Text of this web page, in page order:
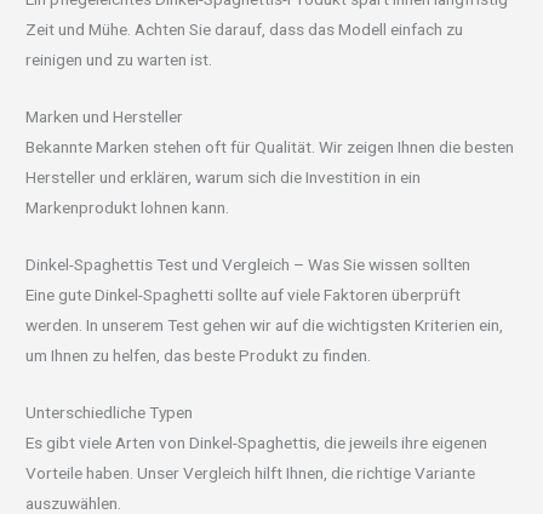
Zeit und Mühe. Achten Sie darauf, dass das Modell einfach zu
reinigen und zu warten ist.
Marken und Hersteller
Bekannte Marken stehen oft für Qualität. Wir zeigen Ihnen die besten
Hersteller und erklären, warum sich die Investition in ein
Markenprodukt lohnen kann.
Dinkel-Spaghettis Test und Vergleich – Was Sie wissen sollten
Eine gute Dinkel-Spaghetti sollte auf viele Faktoren überprüft
werden. In unserem Test gehen wir auf die wichtigsten Kriterien ein,
um Ihnen zu helfen, das beste Produkt zu finden.
Unterschiedliche Typen
Es gibt viele Arten von Dinkel-Spaghettis, die jeweils ihre eigenen
Vorteile haben. Unser Vergleich hilft Ihnen, die richtige Variante
auszuwählen.